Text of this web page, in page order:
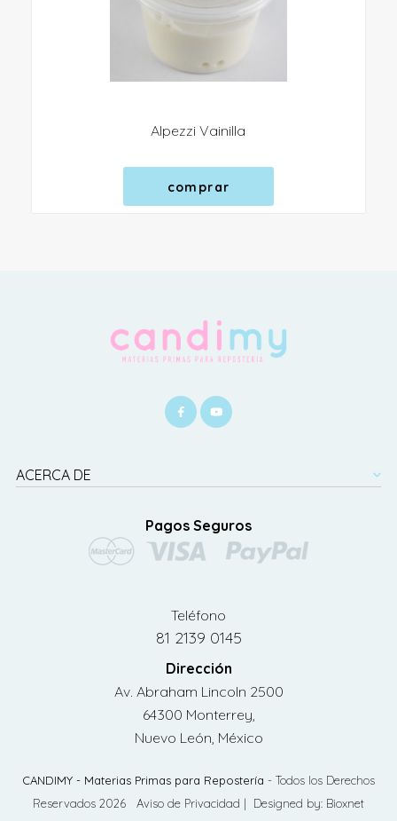
Alpezzi Vainilla
comprar
ACERCA DE
Pagos Seguros
Teléfono
81 2139 0145
Dirección
Av. Abraham Lincoln 2500
64300 Monterrey,
Nuevo León, México
CANDIMY - Materias Primas para Repostería - Todos los Derechos
Reservados 2026 Aviso de Privacidad | Designed by: Bioxnet